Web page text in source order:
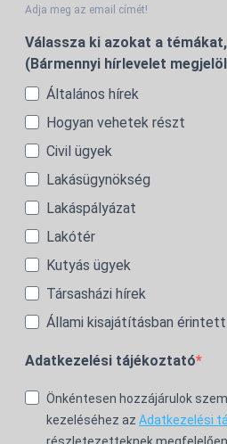
Adja meg az email címét!
Válassza ki azokat a
(Bármennyi hírlevelet
Általános hírek
Hogyan vehetek részt
Civil ügyek
Lakásügynökség
Lakáspályázat
Lakótér
Kutyás ügyek
Társasházi hírek
Állami kisajátításban érintett
Adatkezelési tájékoztató
Önkéntesen hozzájárulok
kezeléséhez az Adatkezelési